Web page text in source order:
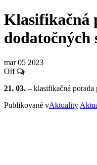
Klasifikačná
dodatočných
mar05 2023
Off
21. 03. –klasifikačná porada
Publikované vAktuality